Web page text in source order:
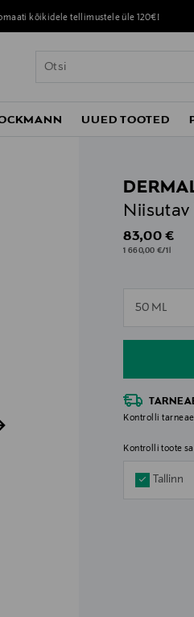
kõikidele tellimustele üle 120€!
UUED TOOTED
Niisutav
Original
83,00 €
1 660,00 €/1l
50 ML
null
Kontrolli
Kontrolli toote
Tallinn